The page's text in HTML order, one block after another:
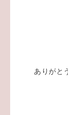
ありがと